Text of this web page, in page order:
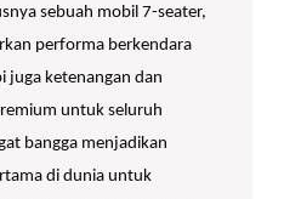
sebuah mobil 7-seater,
performa berkendara
juga ketenangan dan
untuk seluruh
bangga menjadikan
di dunia untuk